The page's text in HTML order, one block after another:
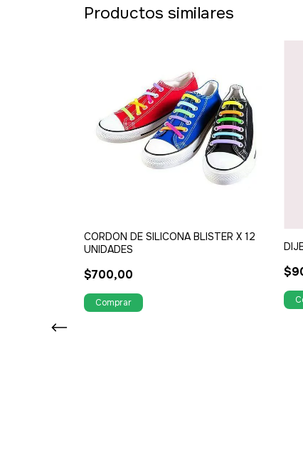
Productos similares
CORDON DE SILICONA BLISTER X 12
UNIDADES
$700,00